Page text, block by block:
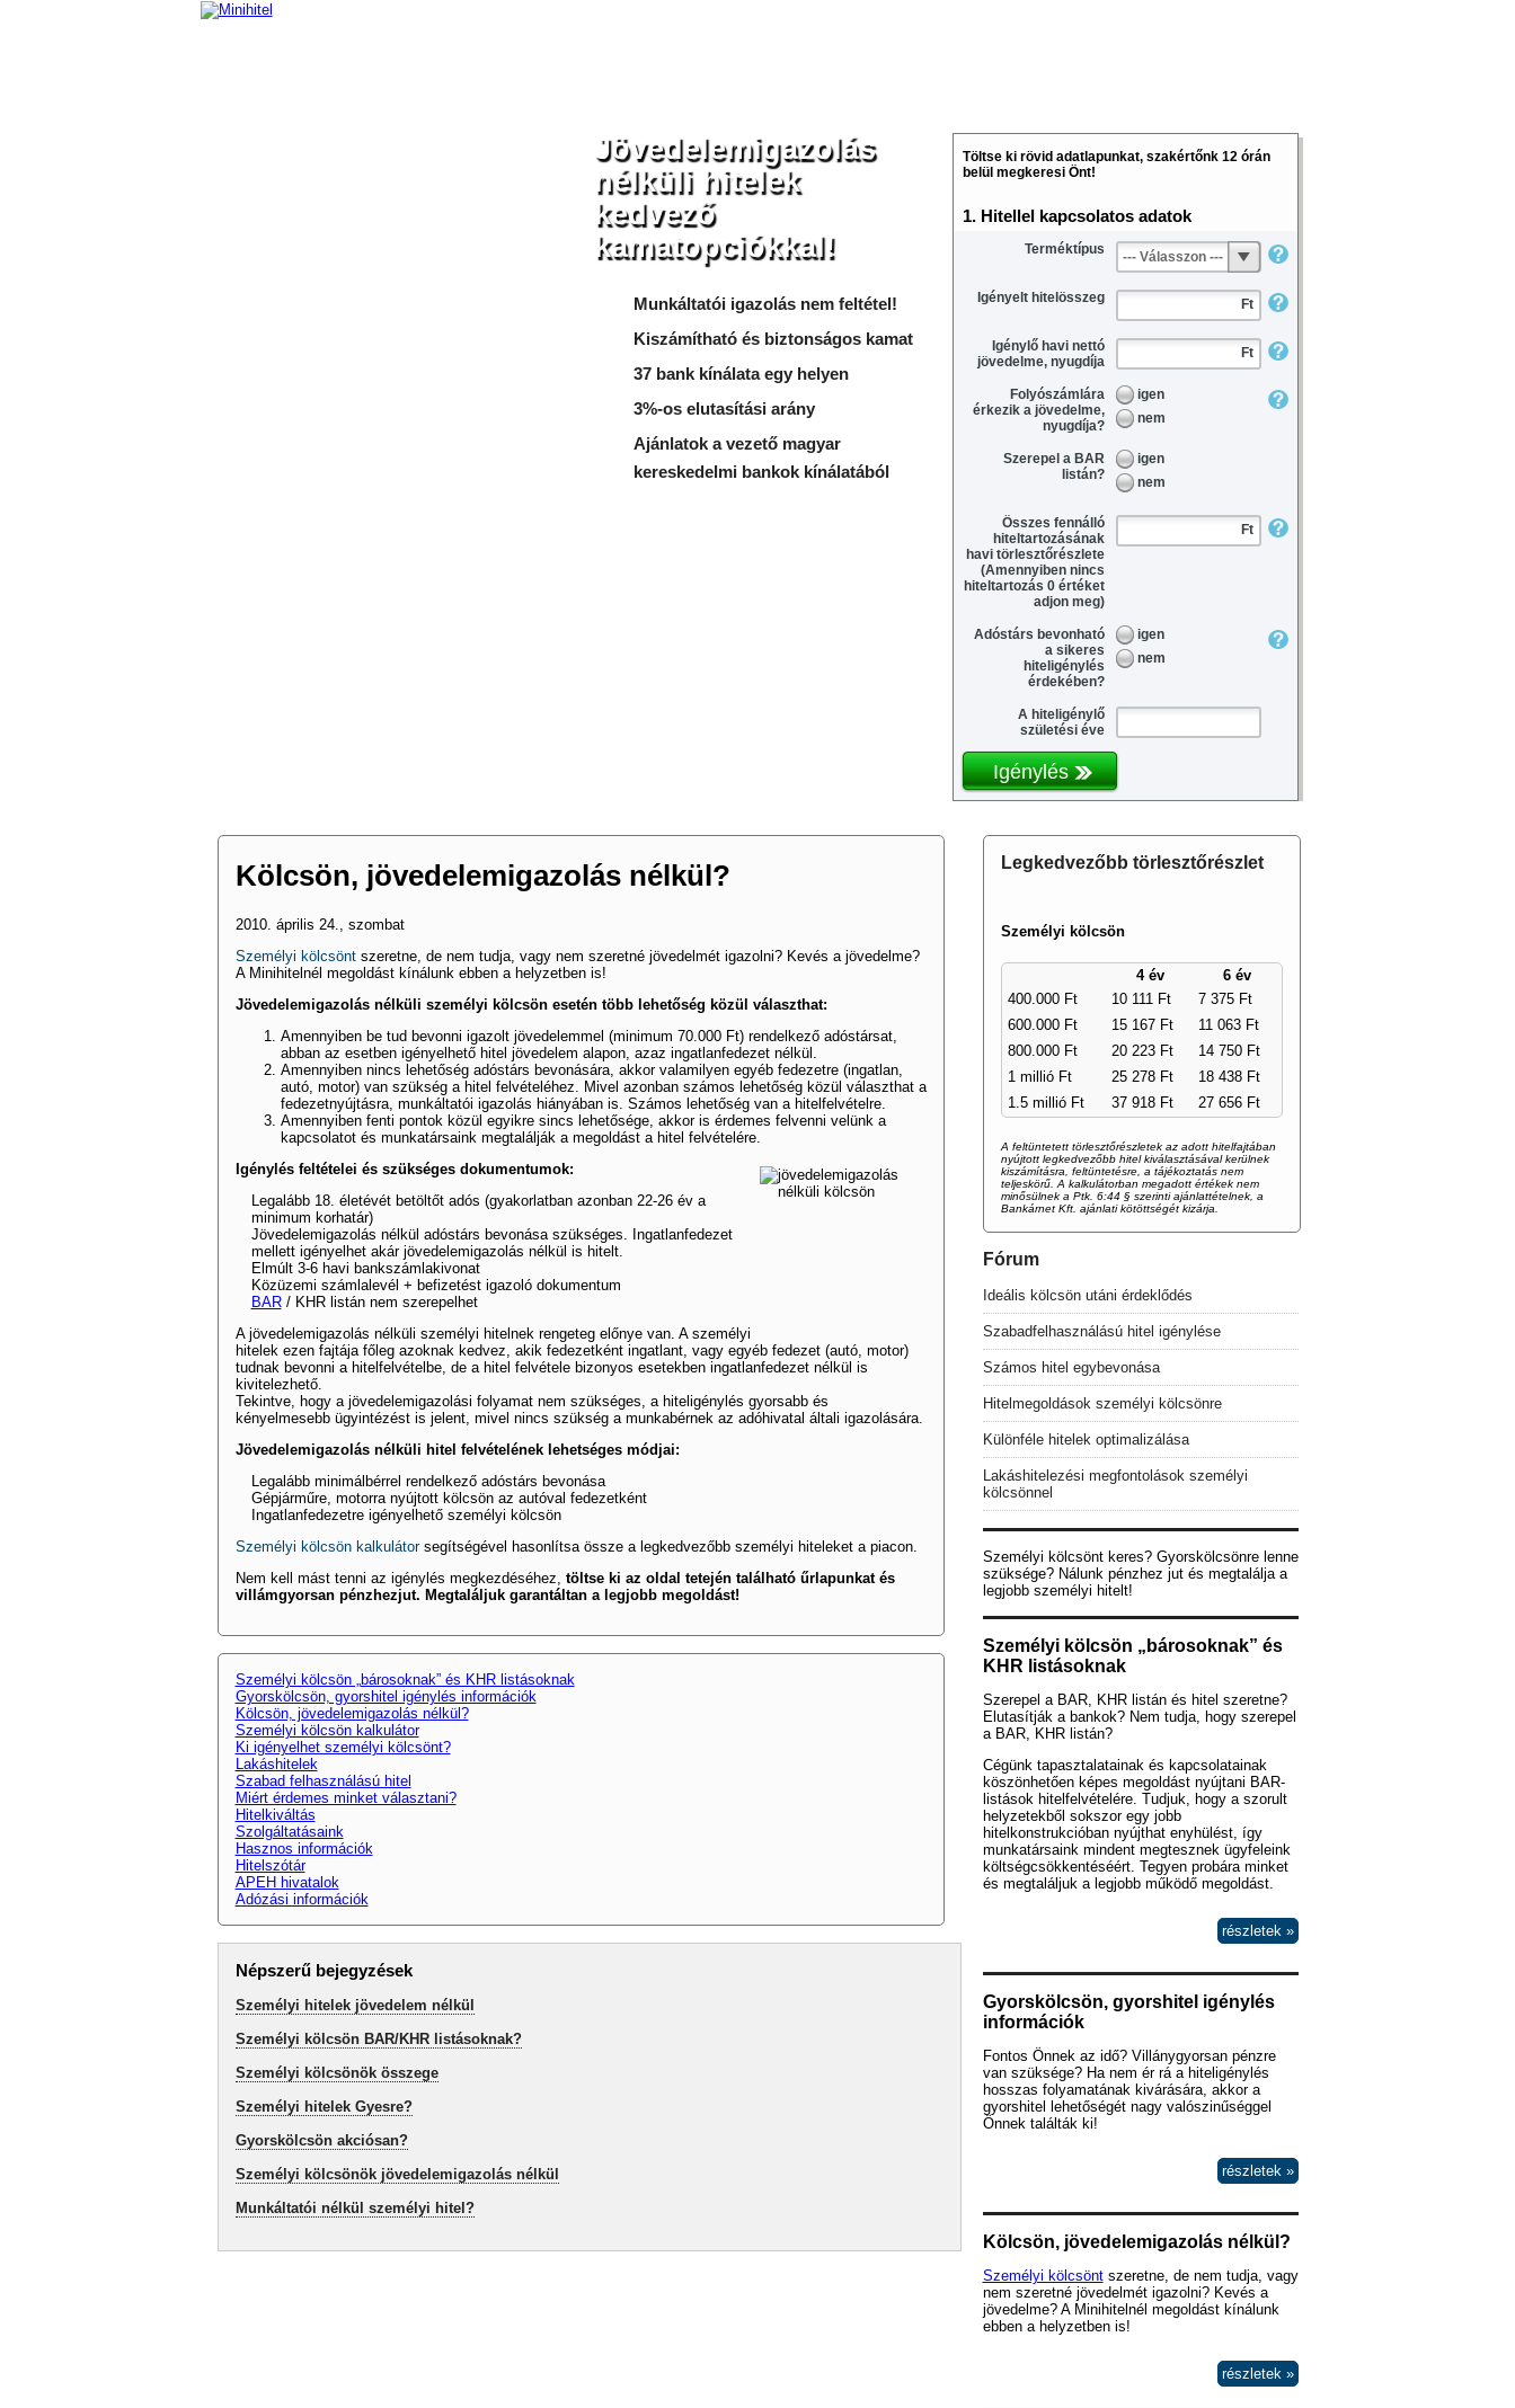
Töltse ki rövid adatlapunkat, szakértőnk 12 órán
belül megkeresi Önt!
1. Hitellel kapcsolatos adatok
Terméktípus --- Válasszon ---
Igényelt hitelösszeg Ft
Igénylő havi nettó
jövedelme, nyugdíja
Ft
Folyószámlára
érkezik a jövedelme,
nyugdíja?
igen
nem
Szerepel a BAR
listán?
igen
nem
Összes fennálló
hiteltartozásának
havi törlesztőrészlete
(Amennyiben nincs
hiteltartozás 0 értéket
adjon meg)
Ft
Adóstárs bevonható
a sikeres
hiteligénylés
érdekében?
igen
nem
A hiteligénylő
születési éve
Igénylés
Jövedelemigazolás
nélküli hitelek
kedvező
kamatopciókkal!
Munkáltatói igazolás nem feltétel!
Kiszámítható és biztonságos kamat
37 bank kínálata egy helyen
3%-os elutasítási arány
Ajánlatok a vezető magyar
kereskedelmi bankok kínálatából
Kölcsön, jövedelemigazolás nélkül?
2010. április 24., szombat
Személyi kölcsöntszeretne, de nem tudja, vagy nem szeretné jövedelmét igazolni? Kevés a jövedelme?
A Minihitelnél megoldást kínálunk ebben a helyzetben is!
Jövedelemigazolás nélküli személyi kölcsön esetén több lehetőség közül választhat:
Amennyiben be tud bevonni igazolt jövedelemmel (minimum 70.000 Ft) rendelkező adóstársat,
abban az esetben igényelhető hitel jövedelem alapon, azaz ingatlanfedezet nélkül.
Amennyiben nincs lehetőség adóstárs bevonására, akkor valamilyen egyéb fedezetre (ingatlan,
autó, motor) van szükség a hitel felvételéhez. Mivel azonban számos lehetőség közül választhat a
fedezetnyújtásra, munkáltatói igazolás hiányában is. Számos lehetőség van a hitelfelvételre.
Amennyiben fenti pontok közül egyikre sincs lehetősége, akkor is érdemes felvenni velünk a
kapcsolatot és munkatársaink megtalálják a megoldást a hitel felvételére.
Igénylés feltételei és szükséges dokumentumok:
Legalább 18. életévét betöltőt adós (gyakorlatban azonban 22-26 év a
minimum korhatár)
Jövedelemigazolás nélkül adóstárs bevonása szükséges. Ingatlanfedezet
mellett igényelhet akár jövedelemigazolás nélkül is hitelt.
Elmúlt 3-6 havi bankszámlakivonat
Közüzemi számlalevél + befizetést igazoló dokumentum
BAR/ KHR listán nem szerepelhet
A jövedelemigazolás nélküli személyi hitelnek rengeteg előnye van. A személyi
hitelek ezen fajtája főleg azoknak kedvez, akik fedezetként ingatlant, vagy egyéb fedezet (autó, motor)
tudnak bevonni a hitelfelvételbe, de a hitel felvétele bizonyos esetekben ingatlanfedezet nélkül is
kivitelezhető.
Tekintve, hogy a jövedelemigazolási folyamat nem szükséges, a hiteligénylés gyorsabb és
kényelmesebb ügyintézést is jelent, mivel nincs szükség a munkabérnek az adóhivatal általi igazolására.
Jövedelemigazolás nélküli hitel felvételének lehetséges módjai:
Legalább minimálbérrel rendelkező adóstárs bevonása
Gépjárműre, motorra nyújtott kölcsön az autóval fedezetként
Ingatlanfedezetre igényelhető személyi kölcsön
Személyi kölcsön kalkulátorsegítségével hasonlítsa össze a legkedvezőbb személyi hiteleket a piacon.
Nem kell mást tenni az igénylés megkezdéséhez, töltse ki az oldal tetején található űrlapunkat és
villámgyorsan pénzhezjut. Megtaláljuk garantáltan a legjobb megoldást!
Személyi kölcsön „bárosoknak” és KHR listásoknak
Gyorskölcsön, gyorshitel igénylés információk
Kölcsön, jövedelemigazolás nélkül?
Személyi kölcsön kalkulátor
Ki igényelhet személyi kölcsönt?
Lakáshitelek
Szabad felhasználású hitel
Miért érdemes minket választani?
Hitelkiváltás
Szolgáltatásaink
Hasznos információk
Hitelszótár
APEH hivatalok
Adózási információk
Népszerű bejegyzések
Személyi hitelek jövedelem nélkül
Személyi kölcsön BAR/KHR listásoknak?
Személyi kölcsönök összege
Személyi hitelek Gyesre?
Gyorskölcsön akciósan?
Személyi kölcsönök jövedelemigazolás nélkül
Munkáltatói nélkül személyi hitel?
Legkedvezőbb törlesztőrészlet
Személyi kölcsön
4 év
6 év
400.000 Ft
10 111 Ft
7 375 Ft
600.000 Ft
15 167 Ft
11 063 Ft
800.000 Ft
20 223 Ft
14 750 Ft
1 millió Ft
25 278 Ft
18 438 Ft
1.5 millió Ft
37 918 Ft 27 656 Ft
A feltüntetett törlesztőrészletek az adott hitelfajtában
nyújtott legkedvezőbb hitel kiválasztásával kerülnek
kiszámításra, feltüntetésre, a tájékoztatás nem
teljeskörű. A kalkulátorban megadott értékek nem
minősülnek a Ptk. 6:44 § szerinti ajánlattételnek, a
Bankárnet Kft. ajánlati kötöttségét kizárja.
Fórum
Ideális kölcsön utáni érdeklődés
Szabadfelhasználású hitel igénylése
Számos hitel egybevonása
Hitelmegoldások személyi kölcsönre
Különféle hitelek optimalizálása
Lakáshitelezési megfontolások személyi
kölcsönnel
Személyi kölcsönt keres? Gyorskölcsönre lenne
szüksége? Nálunk pénzhez jut és megtalálja a
legjobb személyi hitelt!
Személyi kölcsön „bárosoknak” és
KHR listásoknak
Szerepel a BAR, KHR listán és hitel szeretne?
Elutasítják a bankok? Nem tudja, hogy szerepel
a BAR, KHR listán?
Cégünk tapasztalatainak és kapcsolatainak
köszönhetően képes megoldást nyújtani BAR-
listások hitelfelvételére. Tudjuk, hogy a szorult
helyzetekből sokszor egy jobb
hitelkonstrukcióban nyújthat enyhülést, így
munkatársaink mindent megtesznek ügyfeleink
költségcsökkentéséért. Tegyen probára minket
és megtaláljuk a legjobb működő megoldást.
részletek »
Gyorskölcsön, gyorshitel igénylés
információk
Fontos Önnek az idő? Villánygyorsan pénzre
van szüksége? Ha nem ér rá a hiteligénylés
hosszas folyamatának kivárására, akkor a
gyorshitel lehetőségét nagy valószinűséggel
Önnek találták ki!
részletek »
Kölcsön, jövedelemigazolás nélkül?
Személyi kölcsöntszeretne, de nem tudja, vagy
nem szeretné jövedelmét igazolni? Kevés a
jövedelme? A Minihitelnél megoldást kínálunk
ebben a helyzetben is!
részletek »